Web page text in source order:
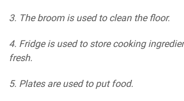
3. The broom is used to clean the floor.
4. Fridge is used to store cooking
fresh.
5. Plates are used to put food.